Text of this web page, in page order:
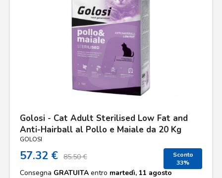
Golosi - Cat Adult Sterilised Low Fat and
Anti-Hairball al Pollo e Maiale da 20 Kg
GOLOSI
57.32 € 85.50 €
Sconto
33%
Consegna GRATUITA entro martedì, 11 agosto